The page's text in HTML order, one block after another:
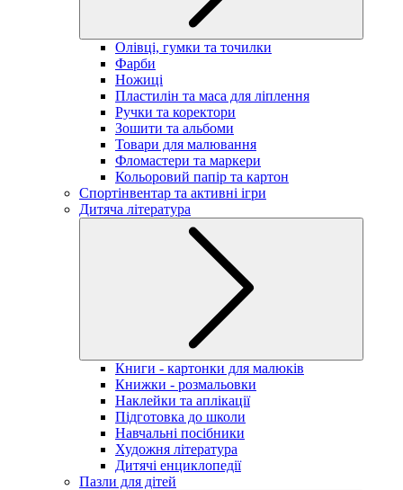
Олівці, гумки та точилки
Фарби
Ножиці
Пластилін та маса для ліплення
Ручки та коректори
Зошити та альбоми
Товари для малювання
Фломастери та маркери
Кольоровий папір та картон
Спортінвентар та активні ігри
Дитяча література
Книги - картонки для малюків
Книжки - розмальовки
Наклейки та аплікації
Підготовка до школи
Навчальні посібники
Художня література
Дитячі енциклопедії
Пазли для дітей